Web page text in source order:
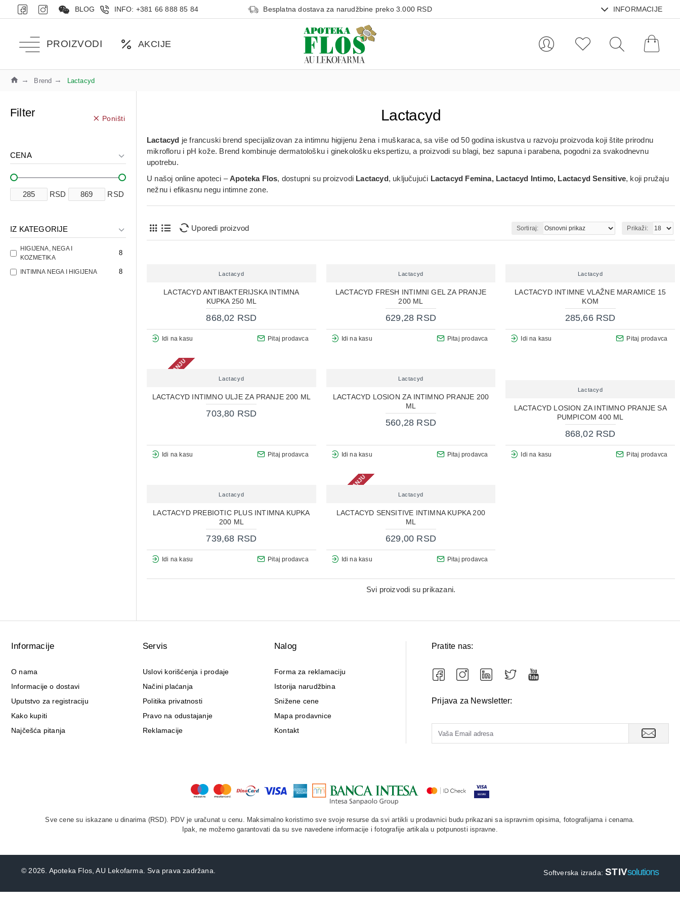
BLOG INFO: +381 66 888 85 84 Besplatna dostava za narudžbine preko 3.000 RSD INFORMACIJE
PROIZVODI AKCIJE
Brend Lactacyd
Filter Poništi
CENA
RSD RSD
IZ KATEGORIJE
HIGIJENA, NEGA I
KOZMETIKA
8
INTIMNA NEGA I HIGIJENA 8
Lactacyd
Lactacyd je francuski brend specijalizovan za intimnu higijenu žena i muškaraca, sa više od 50 godina iskustva u razvoju proizvoda koji štite prirodnu
mikrofloru i pH kože. Brend kombinuje dermatološku i ginekološku ekspertizu, a proizvodi su blagi, bez sapuna i parabena, pogodni za svakodnevnu
upotrebu.
U našoj online apoteci –Apoteka Flos, dostupni su proizvodi Lactacyd, uključujući Lactacyd Femina, Lactacyd Intimo, Lactacyd Sensitive, koji pružaju
nežnu i efikasnu negu intimne zone.
Uporedi proizvod Sortiraj: Prikaži:
Lactacyd
LACTACYD ANTIBAKTERIJSKA INTIMNA
KUPKA 250 ML
868,02 RSD
Idi na kasu Pitaj prodavca
Lactacyd
LACTACYD FRESH INTIMNI GEL ZA PRANJE
200 ML
629,28 RSD
Idi na kasu Pitaj prodavca
Lactacyd
LACTACYD INTIMNE VLAŽNE MARAMICE 15
KOM
285,66 RSD
Idi na kasu Pitaj prodavca
NEMA NA STANJU Lactacyd
LACTACYD INTIMNO ULJE ZA PRANJE 200 ML
703,80 RSD
Idi na kasu Pitaj prodavca
Lactacyd
LACTACYD LOSION ZA INTIMNO PRANJE 200
ML
560,28 RSD
Idi na kasu Pitaj prodavca
Lactacyd
LACTACYD LOSION ZA INTIMNO PRANJE SA
PUMPICOM 400 ML
868,02 RSD
Idi na kasu Pitaj prodavca
Lactacyd
LACTACYD PREBIOTIC PLUS INTIMNA KUPKA
200 ML
739,68 RSD
Idi na kasu Pitaj prodavca
NEMA NA STANJU Lactacyd
LACTACYD SENSITIVE INTIMNA KUPKA 200
ML
629,00 RSD
Idi na kasu Pitaj prodavca
Svi proizvodi su prikazani.
Informacije
O nama
Informacije o dostavi
Uputstvo za registraciju
Kako kupiti
Najčešća pitanja
Servis
Uslovi korišćenja i prodaje
Načini plaćanja
Politika privatnosti
Pravo na odustajanje
Reklamacije
Nalog
Forma za reklamaciju
Istorija narudžbina
Snižene cene
Mapa prodavnice
Kontakt
Pratite nas:
Prijava za Newsletter:
Sve cene su iskazane u dinarima (RSD). PDV je uračunat u cenu. Maksimalno koristimo sve svoje resurse da svi artikli u prodavnici budu prikazani sa ispravnim opisima, fotografijama i cenama.
Ipak, ne možemo garantovati da su sve navedene informacije i fotografije artikala u potpunosti ispravne.
© 2026. Apoteka Flos, AU Lekofarma. Sva prava zadržana. Softverska izrada:STIVsolutions